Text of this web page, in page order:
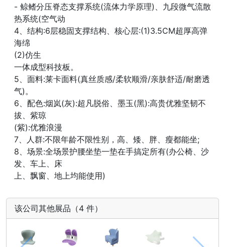
- 鲸鳍分压脊态支撑系统(流体力学原理)、九段微气流散
热系统(空气动
4、结构:6层稳固支撑结构、核心层:(1)3.5CM超厚高弹
海绵
(2)仿生
一体成型科技板。
5、面料:莱卡面料(真丝质感/柔软顺滑/亲肤舒适/耐磨透
气)。
6、配色:烟岚(灰):超凡脱俗、墨玉(黑):高贵优雅坚韧不
拔、紫琼
(紫):优雅浪漫
7、人群:不限年龄不限性别，高、矮、胖、瘦都能坐;
8、场景:全场景护腰坐垫一垫在手搞定所有(办公椅、沙
发、车上、床
上、飘窗、地上均能使用)
该公司其他展品（4 件）